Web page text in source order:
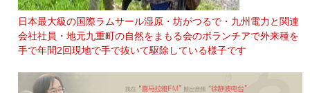
日本最大級の国際ラムサール湿原・坊がつるで・九州電力と関連
会社社員・地元九重町の自然をまもる会のボランチアで外来種を
手で年間2回現地で手で抜いて駆除している様子です